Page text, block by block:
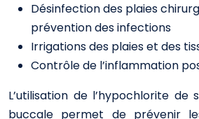
Désinfection des plaies
prévention des infections
Irrigations des plaies et des
Contrôle de l’inflammation
L’utilisation de l’hypochlorite de
buccale permet de prévenir